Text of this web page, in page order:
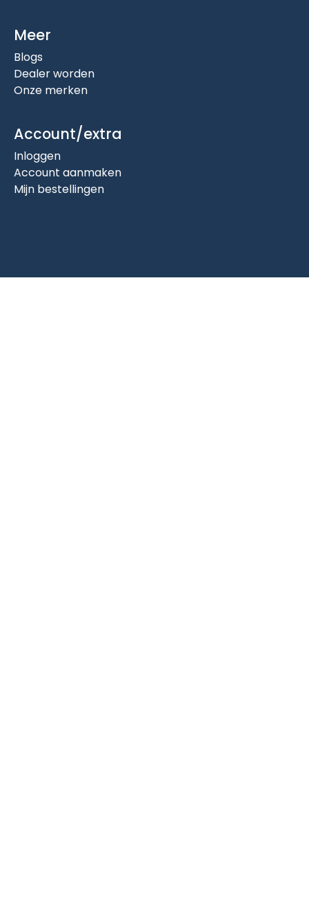
Meer
Blogs
Dealer worden
Onze merken
Account/extra
Inloggen
Account aanmaken
Mijn bestellingen